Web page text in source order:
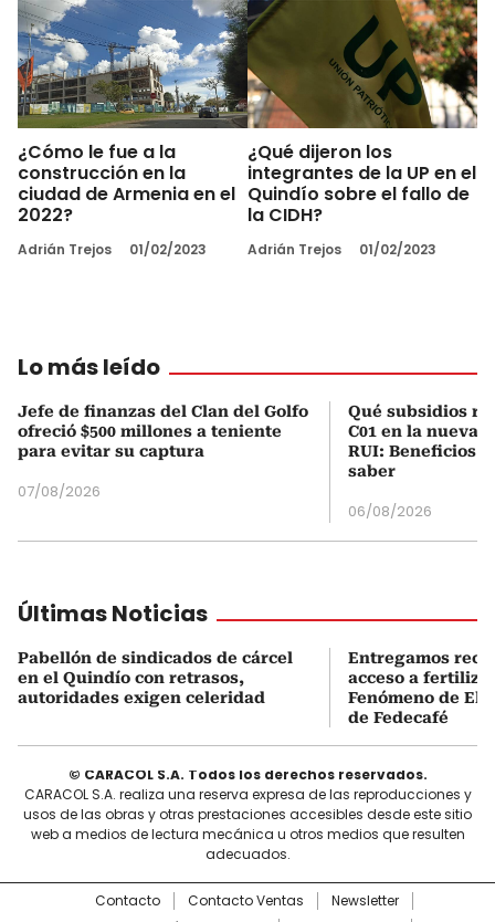
¿Cómo le fue a la
construcción en la
ciudad de Armenia en el
2022?
Adrián Trejos 01/02/2023
¿Qué dijeron los
integrantes de la UP en el
Quindío sobre el fallo de
la CIDH?
Adrián Trejos 01/02/2023
Lo más leído
Jefe de finanzas del Clan del Golfo
ofreció $500 millones a teniente
para evitar su captura
07/08/2026
Qué subsidios
C01 en la nueva
RUI: Beneficios
saber
06/08/2026
Últimas Noticias
Pabellón de sindicados de cárcel
en el Quindío con retrasos,
autoridades exigen celeridad
Entregamos
acceso a
Fenómeno de El
de Fedecafé
© CARACOL S.A. Todos los derechos reservados.
CARACOL S.A. realiza una reserva expresa de las reproducciones y
usos de las obras y otras prestaciones accesibles desde este sitio
web a medios de lectura mecánica u otros medios que resulten
adecuados.
Contacto Contacto Ventas
Newsletter